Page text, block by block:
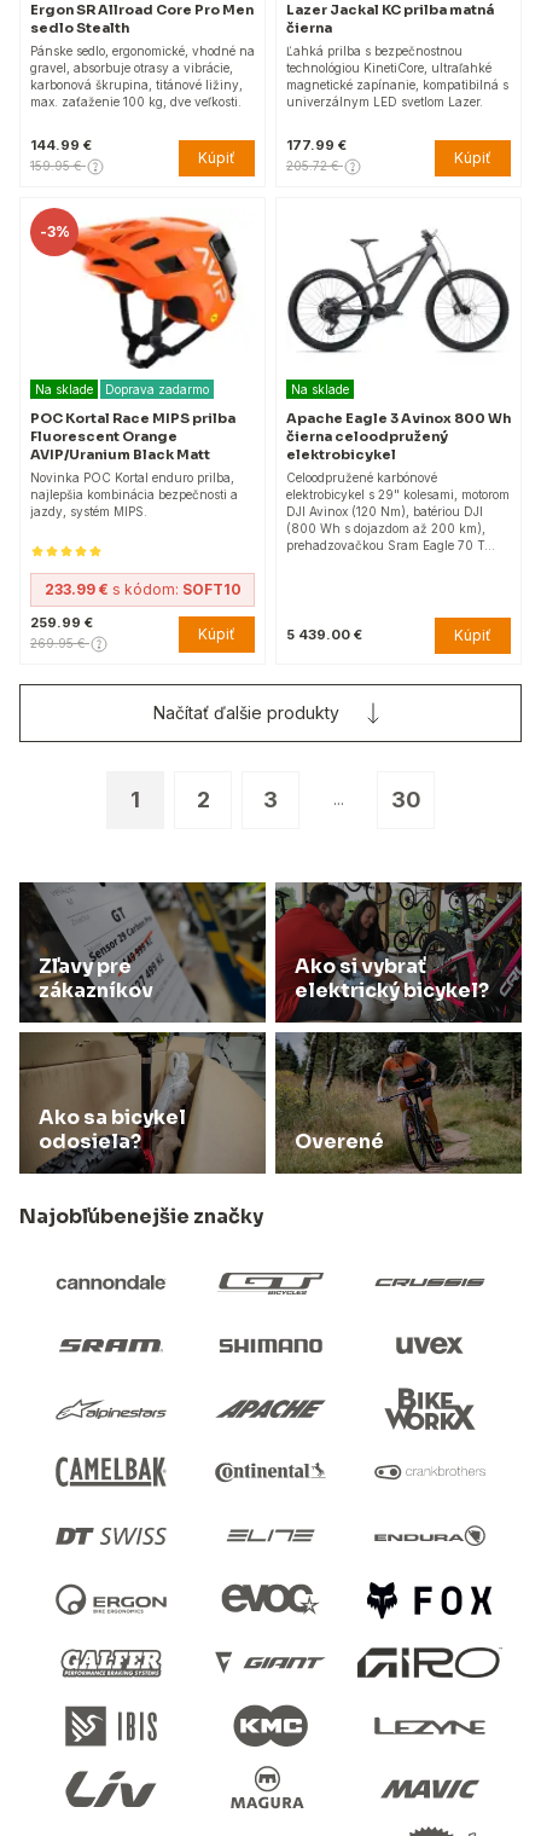
Ergon SR Allroad Core Pro Men
sedlo Stealth
Pánske sedlo, ergonomické, vhodné na
gravel, absorbuje otrasy a vibrácie,
karbonová škrupina, titánové ližiny,
max. zaťaženie 100 kg, dve veľkosti.
144.99 €
159.95 € Kúpiť
Lazer Jackal KC prilba matná
čierna
Ľahká prilba s bezpečnostnou
technológiou KinetiCore, ultraľahké
magnetické zapínanie, kompatibilná s
univerzálnym LED svetlom Lazer.
177.99 €
205.72 € Kúpiť
-3%
Na sklade Doprava zadarmo
POC Kortal Race MIPS prilba
Fluorescent Orange
AVIP/Uranium Black Matt
Novinka POC Kortal enduro prilba,
najlepšia kombinácia bezpečnosti a
jazdy, systém MIPS.
233.99 € s kódom: SOFT10
259.99 €
269.95 € Kúpiť
Na sklade
Apache Eagle 3 Avinox 800 Wh
čierna celoodpružený
elektrobicykel
Celoodpružené karbónové
elektrobicykel s 29" kolesami, motorom
DJI Avinox (120 Nm), batériou DJI
(800 Wh s dojazdom až 200 km),
prehadzovačkou Sram Eagle 70 T…
5 439.00 € Kúpiť
1 2 3 ... 30
Načítať ďalšie produkty
Zľavy pre
zákazníkov
Ako si vybrať
elektrický bicykel?
Ako sa bicykel
odosiela?
Overené
Najobľúbenejšie značky